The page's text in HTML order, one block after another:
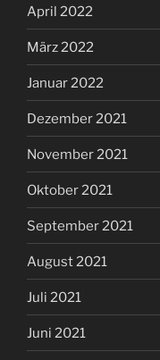
April 2022
März 2022
Januar 2022
Dezember 2021
November 2021
Oktober 2021
September 2021
August 2021
Juli 2021
Juni 2021